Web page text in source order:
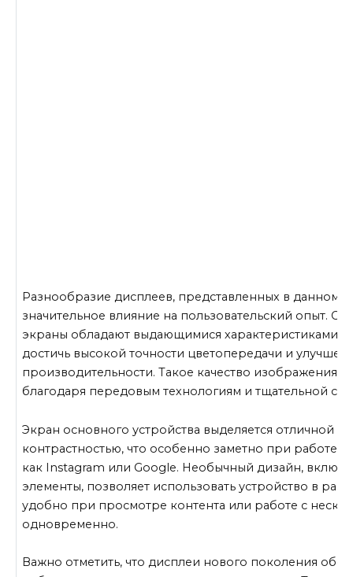
Разнообразие дисплеев, представленных в данном
значительное влияние на пользовательский опыт.
экраны обладают выдающимися характеристиками,
достичь высокой точности цветопередачи и
производительности. Такое качество изображения
благодаря передовым технологиям и тщательной
Экран основного устройства выделяется отличной
контрастностью, что особенно заметно при работе
как Instagram или Google. Необычный дизайн,
элементы, позволяет использовать устройство в
удобно при просмотре контента или работе с
одновременно.
Важно отметить, что дисплеи нового поколения